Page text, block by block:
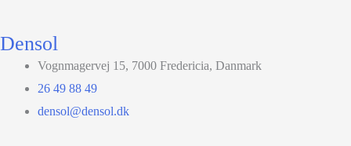
Densol
Vognmagervej 15, 7000 Fredericia, Danmark
26 49 88 49
densol@densol.dk